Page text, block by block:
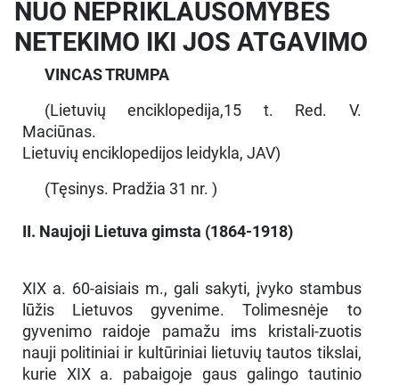
NUO NEPRIKLAUSOMYBĖS
NETEKIMO IKI JOS ATGAVIMO
VINCAS TRUMPA
(Lietuvių enciklopedija,15 t. Red. V.
Maciūnas.
Lietuvių enciklopedijos leidykla, JAV)
(Tęsinys. Pradžia 31 nr. )
II. Naujoji Lietuva gimsta (1864-1918)
XIX a. 60-aisiais m., gali sakyti, įvyko stambus
lūžis Lietuvos gyvenime. Tolimesnėje to
gyvenimo raidoje pamažu ims kristali-zuotis
nauji politiniai ir kultūriniai lietuvių tautos tikslai,
kurie XIX a. pabaigoje gaus galingo tautinio